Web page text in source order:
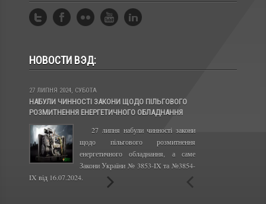
НОВОСТИ ВЭД:
27 ЛИПНЯ 2024, СУБОТА
НАБУЛИ ЧИННОСТІ ЗАКОНИ ЩОДО ПІЛЬГОВОГО
РОЗМИТНЕННЯ ЕНЕРГЕТИЧНОГО ОБЛАДНАННЯ
27 липня набули чинності закони
щодо пільгового розмитнення
енергетичного обладнання, а саме
Закони України № 3853-IX та №3854-
IX від 16.07.2024.